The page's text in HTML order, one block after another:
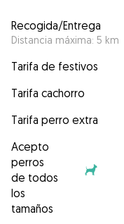
Recogida/Entrega
Distancia máxima: 5 km
Tarifa de festivos
Tarifa cachorro
Tarifa perro extra
Acepto
perros
de todos
los
tamaños